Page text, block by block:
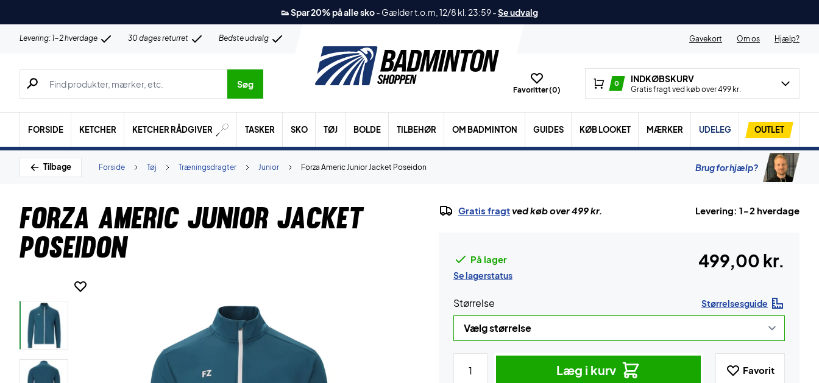
👟 Spar 20% på alle sko- Gælder t.o.m, 12/8 kl. 23:59-Se udvalg
Levering: 1-2 hverdage 30 dages returret Bedste udvalg Gavekort Om os Hjælp?
Søg efter produkter, mærker etc.
Søg
Favoritter (0)
0 INDKØBSKURV
Gratis fragt ved køb over 499 kr.
FORSIDE KETCHER KETCHER RÅDGIVER TASKER SKO TØJ BOLDE TILBEHØR OM BADMINTON GUIDES KØB LOOKET MÆRKER UDELEG OUTLET
Tilbage Forza Americ Junior Jacket Poseidon
Junior
Træningsdragter
Tøj
Forside Brug for hjælp?
Forza Americ Junior Jacket
Poseidon
Gratis fragtved køb over 499 kr. Levering: 1-2 hverdage
På lager
Se lagerstatus
499,00 kr.
Størrelse Størrelsesguide
Læg i kurv Favorit